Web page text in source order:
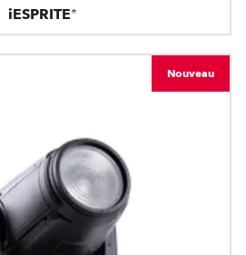
iESPRITE®
Nouveau